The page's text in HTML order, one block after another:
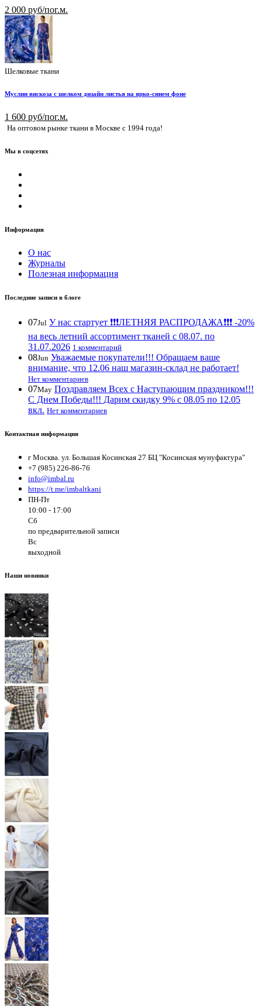
2 000 руб/пог.м.
Шелковые ткани
Муслин вискоза с шелком дизайн листья на ярко-синем фоне
1 600 руб/пог.м.
На оптовом рынке ткани в Москве с 1994 года!
Мы в соцсетях
Информация
О нас
Журналы
Полезная информация
Последние записи в блоге
07Jul У нас стартует ❗️❗️❗️ЛЕТНЯЯ РАСПРОДАЖА❗️❗️❗️ -20%
на весь летний ассортимент тканей с 08.07. по
31.07.2026 1 комментарий
08Jun Уважаемые покупатели!!! Обращаем ваше
внимание, что 12.06 наш магазин-склад не работает!
Нет комментариев
07May Поздравляем Всех с Наступающим праздником!!!
С Днем Победы!!! Дарим скидку 9% с 08.05 по 12.05
вкл. Нет комментариев
Контактная информация
г Москва. ул. Большая Косинская 27 БЦ "Косинская мунуфактура"
+7 (985) 226-86-76
info@imbal.ru
https://t.me/imbaltkani
ПН-Пт
10:00 - 17:00
Сб
по предварительной записи
Вс
выходной
Наши новинки